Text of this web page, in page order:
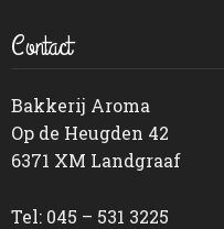
Contact
Bakkerij Aroma
Op de Heugden 42
6371 XM Landgraaf
Tel: 045 – 531 3225